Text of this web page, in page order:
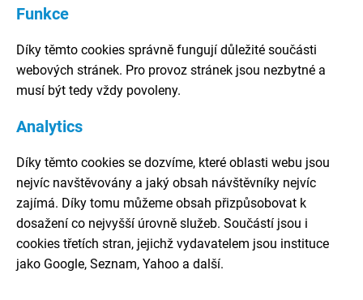
Funkce
Díky těmto cookies správně fungují důležité součásti
webových stránek. Pro provoz stránek jsou nezbytné a
musí být tedy vždy povoleny.
Analytics
Díky těmto cookies se dozvíme, které oblasti webu jsou
nejvíc navštěvovány a jaký obsah návštěvníky nejvíc
zajímá. Díky tomu můžeme obsah přizpůsobovat k
dosažení co nejvyšší úrovně služeb. Součástí jsou i
cookies třetích stran, jejichž vydavatelem jsou instituce
jako Google, Seznam, Yahoo a další.